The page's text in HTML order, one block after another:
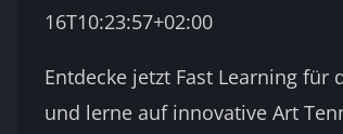
16T10:23:57+02:00
Entdecke jetzt Fast Learning für
und lerne auf innovative Art